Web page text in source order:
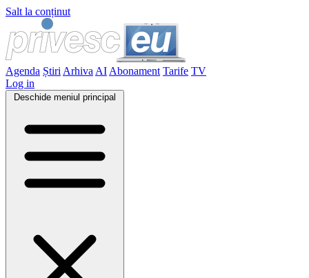
Salt la conținut
Agenda Știri Arhiva AI Abonament Tarife TV
Log in
Deschide meniul principal